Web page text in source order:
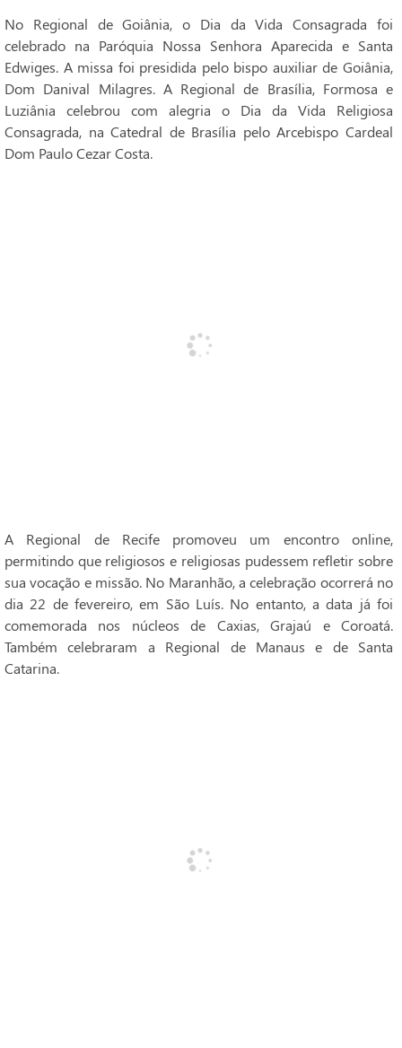
No Regional de Goiânia, o Dia da Vida Consagrada foi
celebrado na Paróquia Nossa Senhora Aparecida e Santa
Edwiges. A missa foi presidida pelo bispo auxiliar de Goiânia,
Dom Danival Milagres. A Regional de Brasília, Formosa e
Luziânia celebrou com alegria o Dia da Vida Religiosa
Consagrada, na Catedral de Brasília pelo Arcebispo Cardeal
Dom Paulo Cezar Costa.
A Regional de Recife promoveu um encontro online,
permitindo que religiosos e religiosas pudessem refletir sobre
sua vocação e missão. No Maranhão, a celebração ocorrerá no
dia 22 de fevereiro, em São Luís. No entanto, a data já foi
comemorada nos núcleos de Caxias, Grajaú e Coroatá.
Também celebraram a Regional de Manaus e de Santa
Catarina.